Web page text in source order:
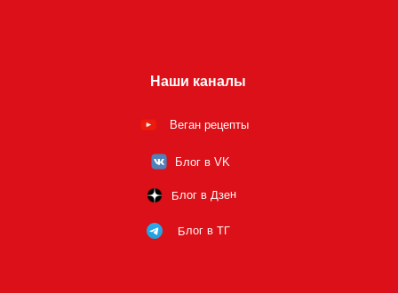
Наши каналы
Блог в VK
Веган рецепты
Блог в Дзен
Блог в ТГ